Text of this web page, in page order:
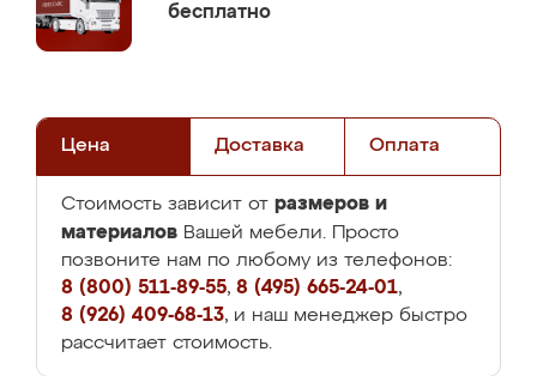
бесплатно
Цена Доставка Оплата
Стоимость зависит от размеров и
материалов Вашей мебели. Просто
позвоните нам по любому из телефонов:
8 (800) 511-89-55, 8 (495) 665-24-01,
8 (926) 409-68-13, и наш менеджер быстро
рассчитает стоимость.